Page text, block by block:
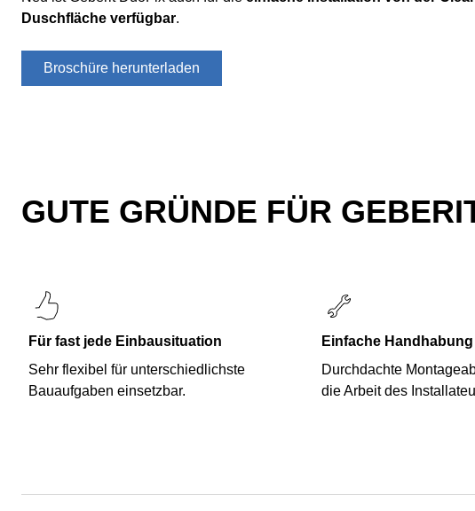
Duschfläche verfügbar.
Broschüre herunterladen
GUTE GRÜNDE FÜR
Für fast jede Einbausituation
Sehr flexibel für unterschiedlichste
Bauaufgaben einsetzbar.
Einfache Handhabung
Durchdachte
die Arbeit des